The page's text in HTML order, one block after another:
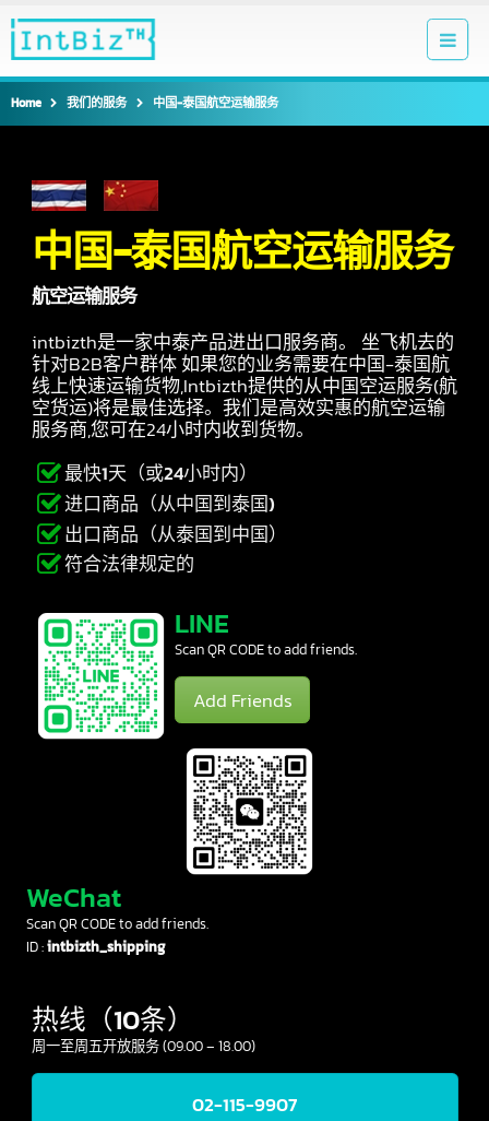
Home 我们的服务 中国-泰国航空运输服务
中国-泰国航空运输服务
航空运输服务
intbizth是一家中泰产品进出口服务商。 坐飞机去的
针对B2B客户群体 如果您的业务需要在中国-泰国航
线上快速运输货物,Intbizth提供的从中国空运服务(航
空货运)将是最佳选择。我们是高效实惠的航空运输
最快1天（或24小时内）
进口商品（从中国到泰国)
出口商品（从泰国到中国）
LINE
Scan QR CODE to add friends.
WeChat
热线（10条）
周一至周五开放服务 (09.00 – 18.00)